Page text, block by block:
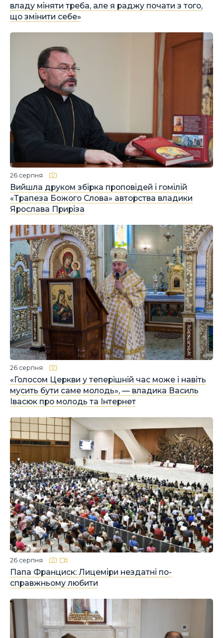
владу міняти треба, але я раджу почати з того,
що змінити себе»
Вийшла друком збірка проповідей і гомілій
«Трапеза Божого Слова» авторства владики
Ярослава Приріза
26 серпня
«Голосом Церкви у теперішній час може і навіть
мусить бути саме молодь», — владика Василь
Івасюк про молодь та Інтернет
26 серпня
Папа Франциск: Лицеміри нездатні по-
справжньому любити
26 серпня